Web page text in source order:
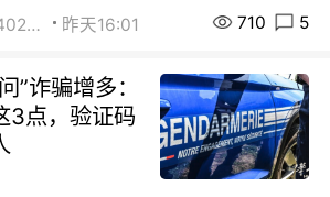
街友15402223 昨天16:01 710 5
”诈骗增多：
3点，验证码